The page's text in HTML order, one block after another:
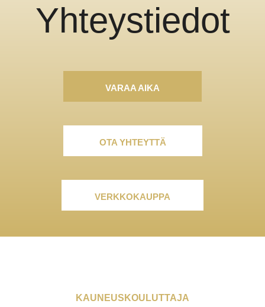
Yhteystiedot
VARAA AIKA
OTA YHTEYTTÄ
VERKKOKAUPPA
KAUNEUSKOULUTTAJA